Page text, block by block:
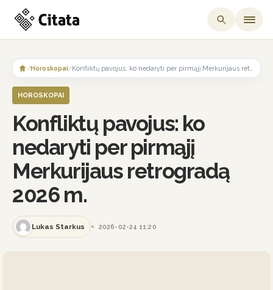
content
/Horoskopai/
HOROSKOPAI
Konfliktų pavojus: ko
nedaryti per pirmąjį
Merkurijaus retrogradą
2026 m.
Lukas Starkus 2026-02-24 11:20